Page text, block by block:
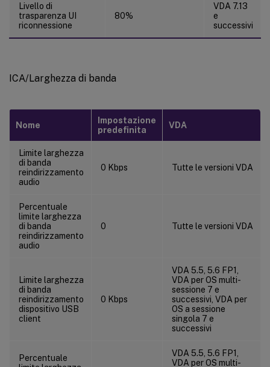
Livello di
trasparenza UI
riconnessione
80%
VDA 7.13
e
successivi
ICA/Larghezza di banda
Nome
Impostazione
predefinita
VDA
Limite larghezza
di banda
reindirizzamento
audio
0 Kbps Tutte le versioni VDA
Percentuale
limite larghezza
di banda
reindirizzamento
audio
0 Tutte le versioni VDA
Limite larghezza
di banda
reindirizzamento
dispositivo USB
client
0 Kbps
VDA 5.5, 5.6 FP1,
VDA per OS multi-
sessione 7 e
successivi, VDA per
OS a sessione
singola 7 e
successivi
Percentuale
VDA 5.5, 5.6 FP1,
VDA per OS multi-